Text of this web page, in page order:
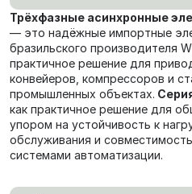
Трёхфазные асинхронные
— это надёжные импортные
бразильского производителя
практичное решение для
конвейеров, компрессоров и
промышленных объектах.
как практичное решение для
упором на устойчивость к
обслуживания и
системами автоматизации.